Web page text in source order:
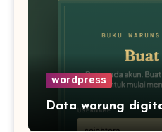
wordpress
Data warung